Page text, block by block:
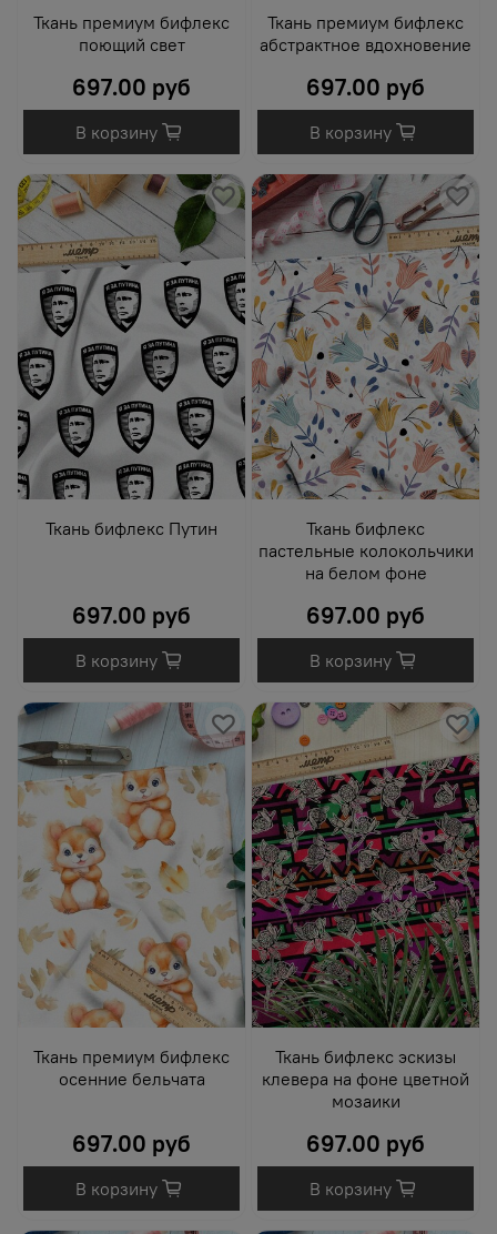
Ткань премиум бифлекс
поющий свет
697.00 руб
В корзину
Ткань премиум бифлекс
абстрактное вдохновение
697.00 руб
В корзину
Ткань бифлекс Путин
697.00 руб
В корзину
Ткань бифлекс
пастельные колокольчики
на белом фоне
697.00 руб
В корзину
Ткань премиум бифлекс
осенние бельчата
697.00 руб
В корзину
Ткань бифлекс эскизы
клевера на фоне цветной
мозаики
697.00 руб
В корзину